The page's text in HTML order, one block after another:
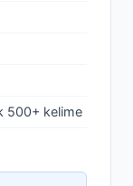
500+ kelime